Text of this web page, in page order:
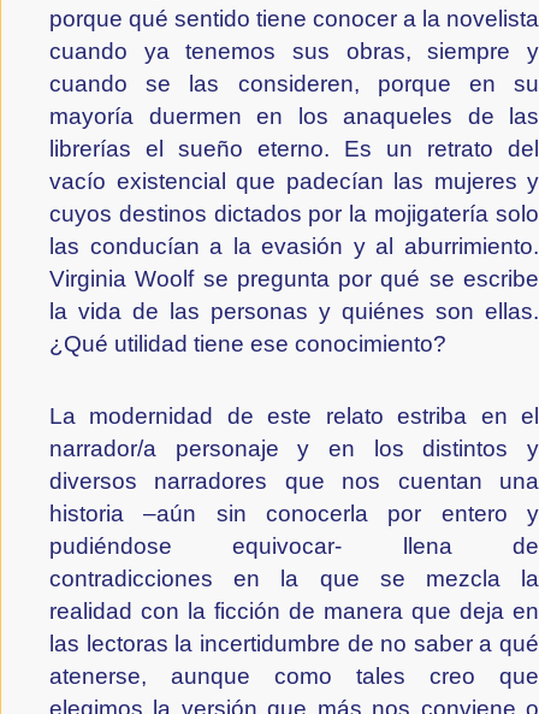
porque qué sentido tiene conocer a la novelista
cuando ya tenemos sus obras, siempre y
cuando se las consideren, porque en su
mayoría duermen en los anaqueles de las
librerías el sueño eterno. Es un retrato del
vacío existencial que padecían las mujeres y
cuyos destinos dictados por la mojigatería solo
las conducían a la evasión y al aburrimiento.
Virginia Woolf se pregunta por qué se escribe
la vida de las personas y quiénes son ellas.
¿Qué utilidad tiene ese conocimiento?
La modernidad de este relato estriba en el
narrador/a personaje y en los distintos y
diversos narradores que nos cuentan una
historia –aún sin conocerla por entero y
pudiéndose equivocar- llena de
contradicciones en la que se mezcla la
realidad con la ficción de manera que deja en
las lectoras la incertidumbre de no saber a qué
atenerse, aunque como tales creo que
elegimos la versión que más nos conviene o